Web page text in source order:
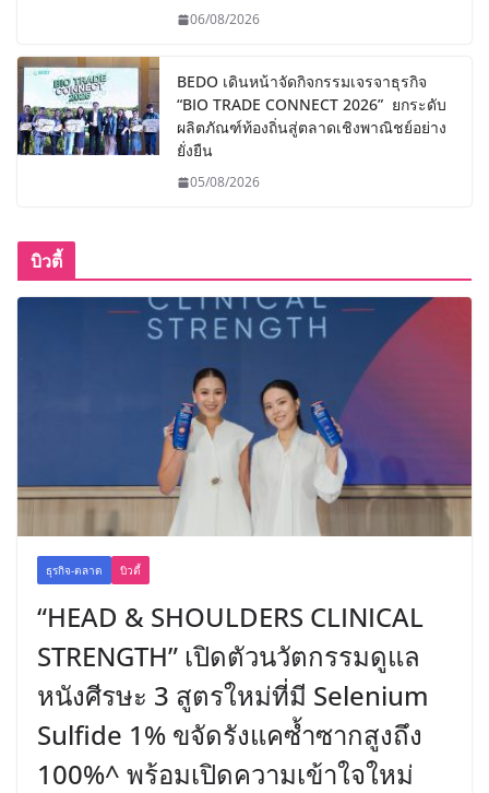
06/08/2026
BEDO เดินหน้าจัดกิจกรรมเจรจาธุรกิจ
“BIO TRADE CONNECT 2026” ยกระดับ
ผลิตภัณฑ์ท้องถิ่นสู่ตลาดเชิงพาณิชย์อย่าง
ยั่งยืน
05/08/2026
บิวตี้
ธุรกิจ-ตลาด บิวตี้
“HEAD & SHOULDERS CLINICAL
STRENGTH” เปิดตัวนวัตกรรมดูแล
หนังศีรษะ 3 สูตรใหม่ที่มี Selenium
Sulfide 1% ขจัดรังแคซ้ำซากสูงถึง
100%^ พร้อมเปิดความเข้าใจใหม่